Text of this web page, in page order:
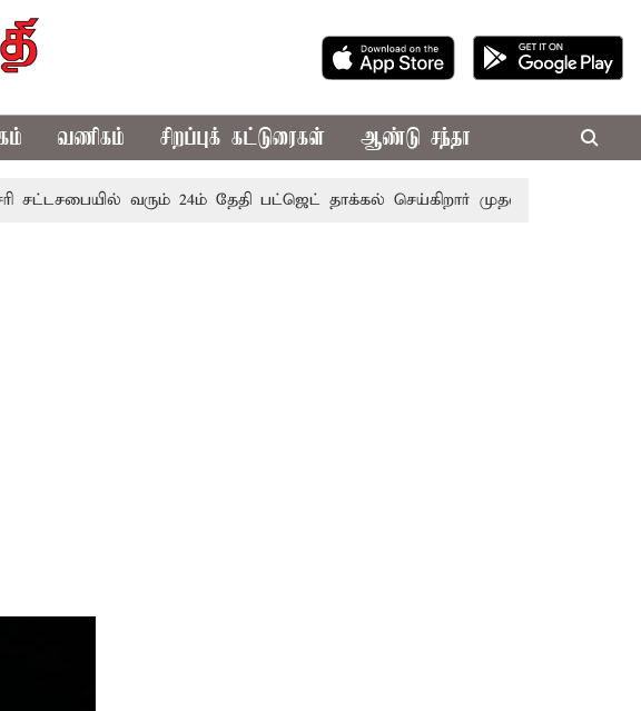
வணிகம் சிறப்புக் கட்டுரைகள் ஆண்டு சந்தா
வரும் 24ம் தேதி பட்ஜெட் தாக்கல் செய்கிறார் முதல்-அமைச்சர் ரங்கசாமி